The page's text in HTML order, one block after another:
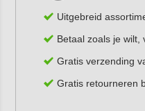
Uitgebreid
Betaal zoals je wilt,
Gratis verzending
Gratis retourneren